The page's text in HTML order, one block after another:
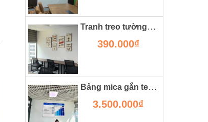
Tranh treo tường công ty
390.000₫
Bảng mica gắn tem nam châm từ treo tường
3.500.000₫